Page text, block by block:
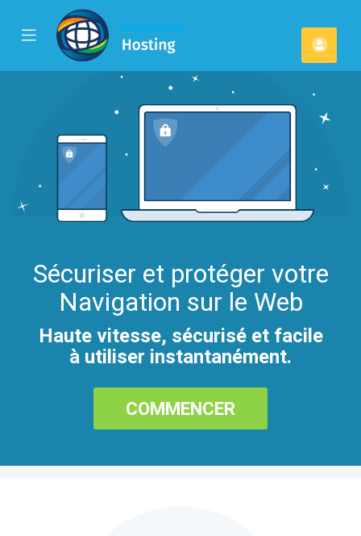
Mobile
Menu
client
Sécuriser et protéger votre
Navigation sur le Web
Haute vitesse, sécurisé et facile
à utiliser instantanément.
COMMENCER